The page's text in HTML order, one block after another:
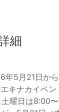
細
年5月21日か
キナカイベ
曜日は8:00